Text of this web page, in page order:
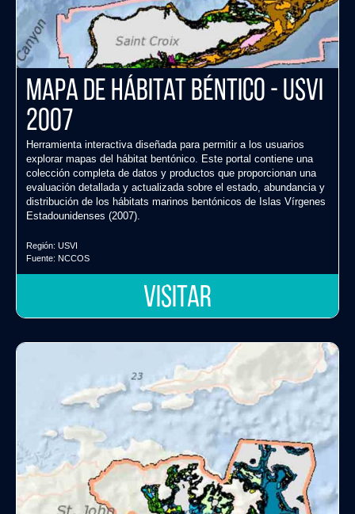
Mapa de Hábitat Béntico - USVI
2007
Herramienta interactiva diseñada para permitir a los usuarios
explorar mapas del hábitat bentónico. Este portal contiene una
colección completa de datos y productos que proporcionan una
evaluación detallada y actualizada sobre el estado, abundancia y
distribución de los hábitats marinos bentónicos de Islas Vírgenes
Estadounidenses (2007).
Región: USVI
Fuente: NCCOS
VISITAR